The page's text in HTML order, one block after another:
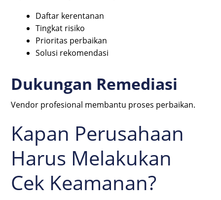
Daftar kerentanan
Tingkat risiko
Prioritas perbaikan
Solusi rekomendasi
Dukungan Remediasi
Vendor profesional membantu proses perbaikan.
Kapan Perusahaan
Harus Melakukan
Cek Keamanan?